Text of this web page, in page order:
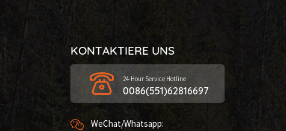
KONTAKTIERE UNS
24-Hour Service Hotline
0086(551)62816697
WeChat/Whatsapp: